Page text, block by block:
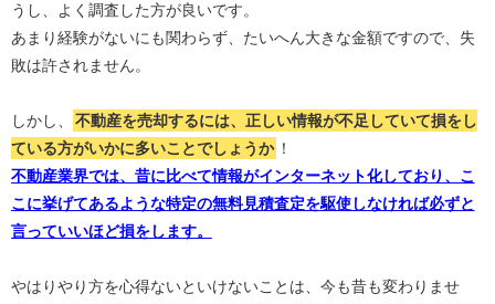
うし、よく調査した方が良いです。
あまり経験がないにも関わらず、たいへん大きな金額ですので、失
敗は許されません。
しかし、
不動産を売却するには、正しい情報が不足していて損をし
ている方がいかに多いことでしょうか ！
不動産業界では、昔に比べて情報がインターネット化しており、こ
こに挙げてあるような特定の無料見積査定を駆使しなければ必ずと
言っていいほど損をします。
やはりやり方を心得ないといけないことは、今も昔も変わりませ